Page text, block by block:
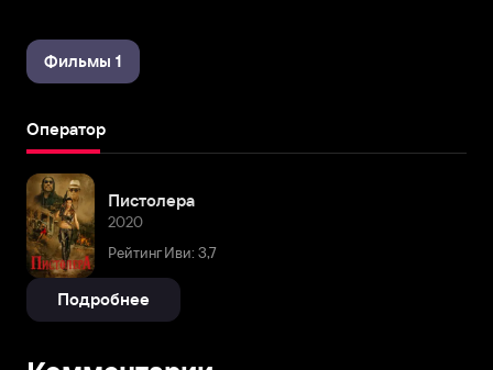
Фильмы 1
Оператор
Пистолера
2020
Рейтинг Иви: 3,7
Подробнее